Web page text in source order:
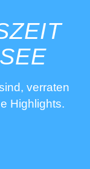
verraten
Highlights.